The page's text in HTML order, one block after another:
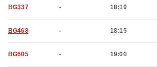
BG337 - 18:10
BG468 - 18:15
BG605 - 19:00